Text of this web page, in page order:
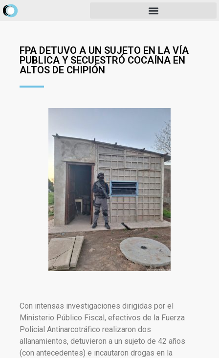
FPA DETUVO A UN SUJETO EN LA VÍA
PUBLICA Y SECUESTRÓ COCAÍNA EN
ALTOS DE CHIPIÓN
Con intensas investigaciones dirigidas por el
Ministerio Público Fiscal, efectivos de la Fuerza
Policial Antinarcotráfico realizaron dos
allanamientos, detuvieron a un sujeto de 42 años
(con antecedentes) e incautaron drogas en la